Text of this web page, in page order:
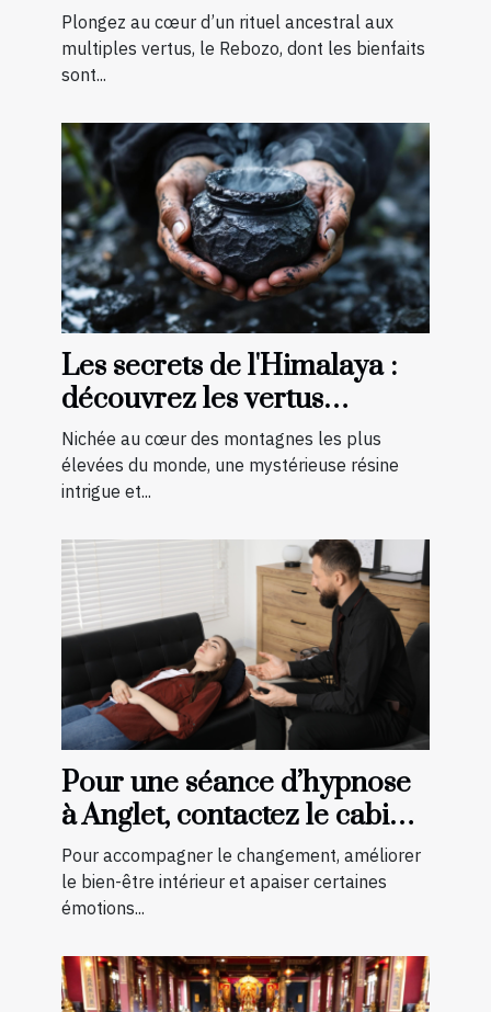
Plongez au cœur d’un rituel ancestral aux
multiples vertus, le Rebozo, dont les bienfaits
sont...
Les secrets de l'Himalaya :
découvrez les vertus
ancestrales du Shilajit
Nichée au cœur des montagnes les plus
élevées du monde, une mystérieuse résine
intrigue et...
Pour une séance d’hypnose
à Anglet, contactez le cabinet
Esprit Libre 64 !
Pour accompagner le changement, améliorer
le bien-être intérieur et apaiser certaines
émotions...